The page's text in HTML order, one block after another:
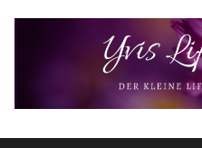
Yvis